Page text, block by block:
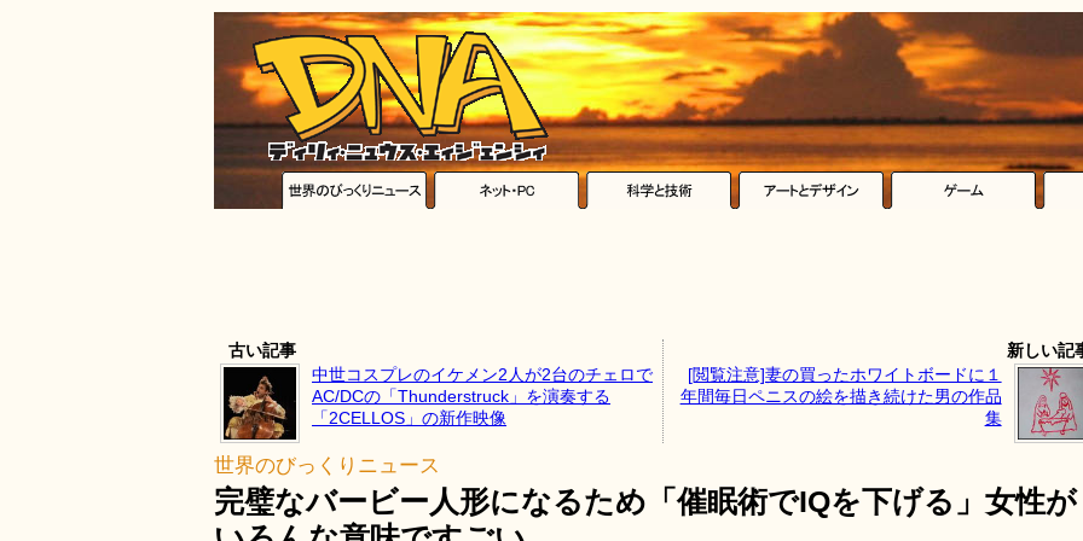
古い記事
中世コスプレのイケメン2人が2台のチェロで
AC/DCの「Thunderstruck」を演奏する
「2CELLOS」の新作映像
新しい記
[閲覧注意]妻の買ったホワイトボードに１
年間毎日ペニスの絵を描き続けた男の作品
集
世界のびっくりニュース
完璧なバービー人形になるため「催眠術でIQを下げる」女性が